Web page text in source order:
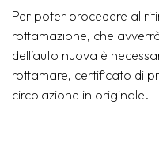
Per poter procedere al
rottamazione, che
dell’auto nuova è
rottamare, certificato di
circolazione in originale.